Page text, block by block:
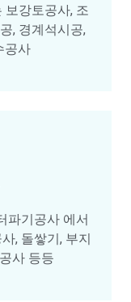
강토공사, 조
, 경계석시공,
공사
파기공사 에서
, 돌쌓기, 부지
사 등등